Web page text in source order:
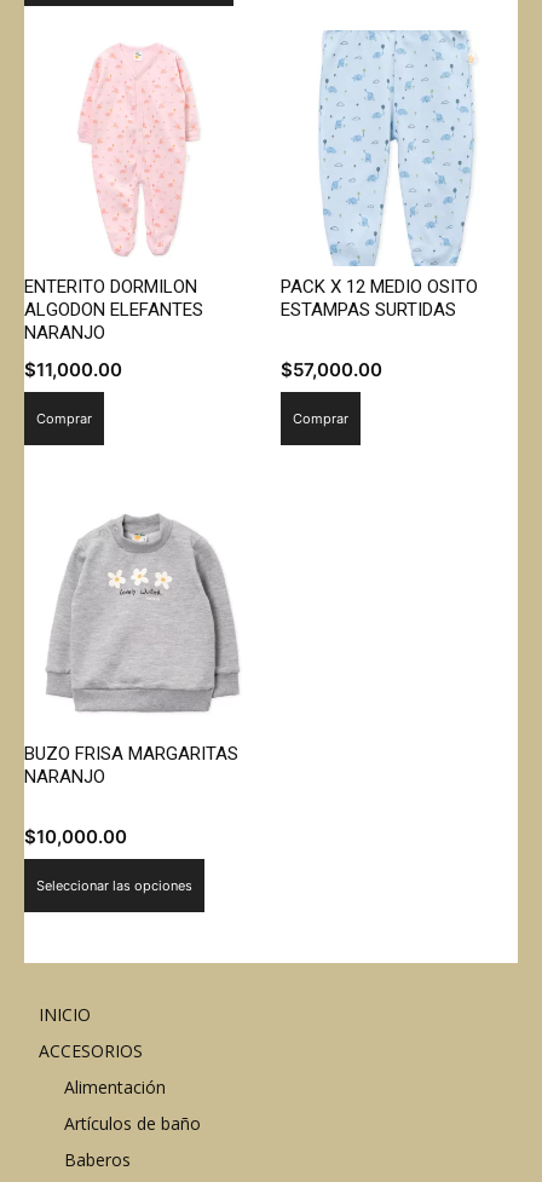
ENTERITO DORMILON
ALGODON ELEFANTES
NARANJO
$11,000.00
Comprar
PACK X 12 MEDIO OSITO
ESTAMPAS SURTIDAS
$57,000.00
Comprar
BUZO FRISA MARGARITAS
NARANJO
$10,000.00
Seleccionar las opciones
múltiples
INICIO
ACCESORIOS
Alimentación
Artículos de baño
Baberos